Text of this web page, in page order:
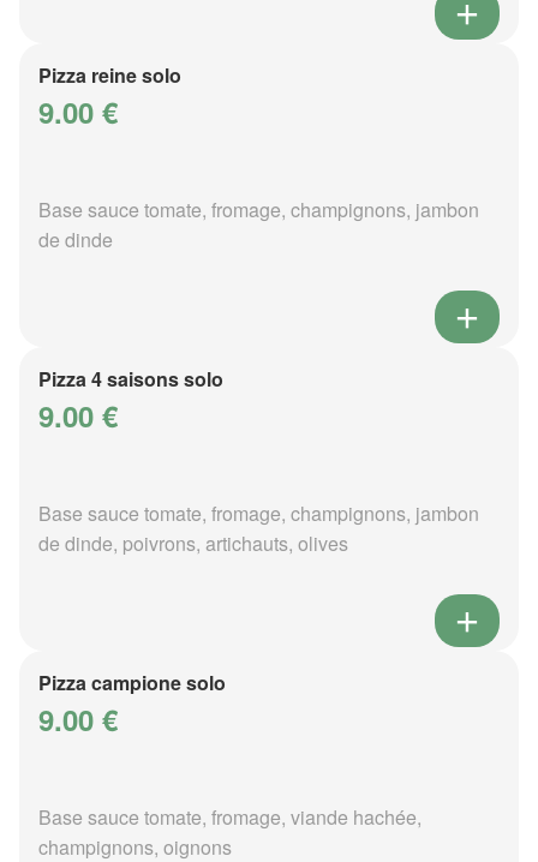
Pizza reine solo
9.00 €
Base sauce tomate, fromage, champignons, jambon
de dinde
Pizza 4 saisons solo
9.00 €
Base sauce tomate, fromage, champignons, jambon
de dinde, poivrons, artichauts, olives
Pizza campione solo
9.00 €
Base sauce tomate, fromage, viande hachée,
champignons, oignons